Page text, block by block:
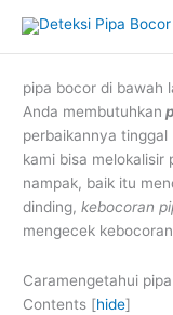
content
pipa bocor di bawah
Anda membutuhkan
perbaikannya tinggal
kami bisa
nampak, baik itu
dinding,kebocoran
mengecek
Caramengetahui
Contents [hide]